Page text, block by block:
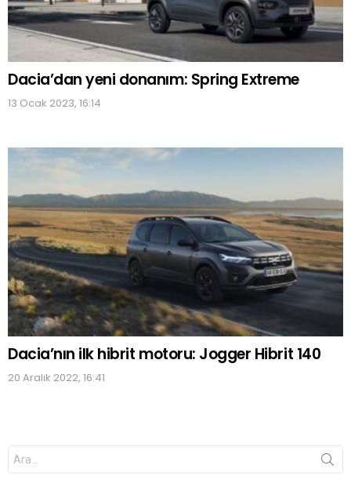
Dacia’dan yeni donanım: Spring Extreme
13 Ocak 2023, 16:14
Dacia’nın ilk hibrit motoru: Jogger Hibrit 140
20 Aralık 2022, 16:41
Search
for: